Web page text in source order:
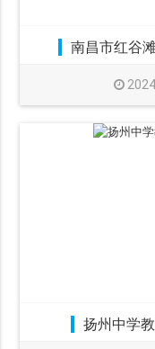
南昌市红谷
扬州中学